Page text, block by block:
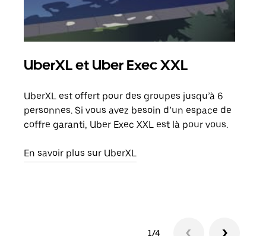
UberXL et Uber Exec XXL
UberXL est offert pour des groupes jusqu’à 6
personnes. Si vous avez besoin d’un espace de
coffre garanti, Uber Exec XXL est là pour vous.
En savoir plus sur UberXL
1/4